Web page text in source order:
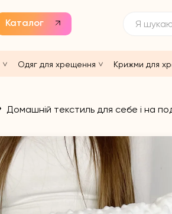
Каталог
Одяг для хрещення Крижми для
Домашній текстиль для себе і на